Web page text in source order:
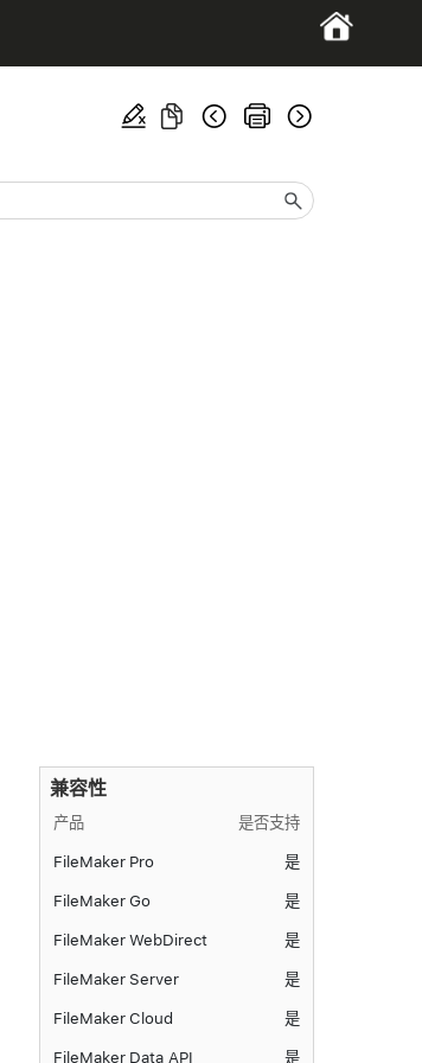
兼容性
产品 是否支持
FileMaker Pro 是
FileMaker Go 是
FileMaker WebDirect 是
FileMaker Server 是
FileMaker Cloud 是
FileMaker Data API 是